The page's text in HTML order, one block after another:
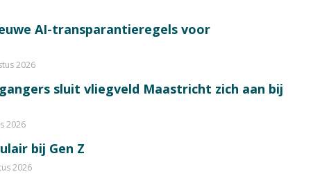
AI-transparantieregels voor
2026
sluit vliegveld Maastricht zich aan bij
2026
bij Gen Z
2026